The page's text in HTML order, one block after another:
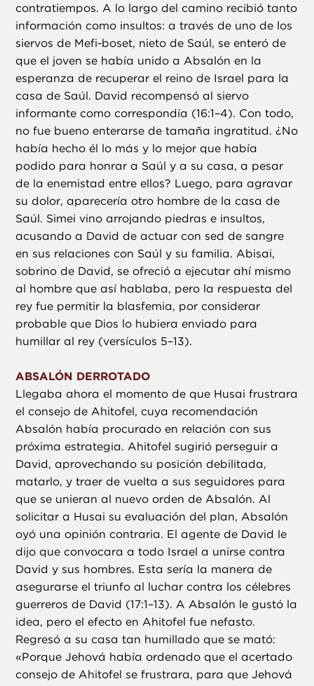
contratiempos. A lo largo del camino recibió tanto
información como insultos: a través de uno de los
siervos de Mefi-boset, nieto de Saúl, se enteró de
que el joven se había unido a Absalón en la
esperanza de recuperar el reino de Israel para la
casa de Saúl. David recompensó al siervo
informante como correspondía (16:1–4). Con todo,
no fue bueno enterarse de tamaña ingratitud. ¿No
había hecho él lo más y lo mejor que había
podido para honrar a Saúl y a su casa, a pesar
de la enemistad entre ellos? Luego, para agravar
su dolor, aparecería otro hombre de la casa de
Saúl. Simei vino arrojando piedras e insultos,
acusando a David de actuar con sed de sangre
en sus relaciones con Saúl y su familia. Abisai,
sobrino de David, se ofreció a ejecutar ahí mismo
al hombre que así hablaba, pero la respuesta del
rey fue permitir la blasfemia, por considerar
probable que Dios lo hubiera enviado para
humillar al rey (versículos 5–13).
ABSALÓN DERROTADO
Llegaba ahora el momento de que Husai frustrara
el consejo de Ahitofel, cuya recomendación
Absalón había procurado en relación con sus
próxima estrategia. Ahitofel sugirió perseguir a
David, aprovechando su posición debilitada,
matarlo, y traer de vuelta a sus seguidores para
que se unieran al nuevo orden de Absalón. Al
solicitar a Husai su evaluación del plan, Absalón
oyó una opinión contraria. El agente de David le
dijo que convocara a todo Israel a unirse contra
David y sus hombres. Esta sería la manera de
asegurarse el triunfo al luchar contra los célebres
guerreros de David (17:1–13). A Absalón le gustó la
idea, pero el efecto en Ahitofel fue nefasto.
Regresó a su casa tan humillado que se mató:
«Porque Jehová había ordenado que el acertado
consejo de Ahitofel se frustrara, para que Jehová